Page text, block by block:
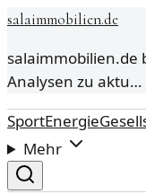
salaimmobilien.de
Analysen zu aktu…
SportEnergie
Mehr